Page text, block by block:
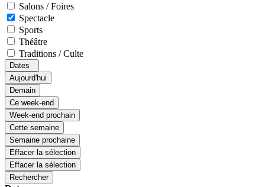
Salons / Foires
Spectacle
Sports
Théâtre
Traditions / Culte
Dates
Aujourd'hui
Demain
Ce week-end
Week-end prochain
Cette semaine
Semaine prochaine
Effacer la sélection
Effacer la sélection
Rechercher